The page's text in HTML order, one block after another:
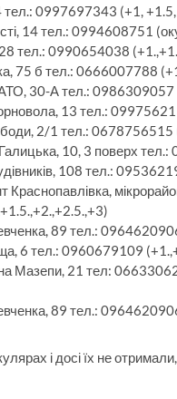
тел.: 0997697343 (+1,
14 тел.: 0994608751
тел.: 0990654038
75 б тел.: 0666007788
АТО, 30-А тел.: 0986309057
13 тел.:
2/1 тел.: 0678756515
Галицька, 10, 3 поверх
108 тел.:
Краснопавлівка,
89 тел.:
6 тел.: 0960679109
Мазепи, 21 тел:
89 тел.:
і досі їх не